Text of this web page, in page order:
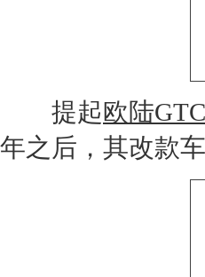
提起欧陆GTC
年之后，其改款